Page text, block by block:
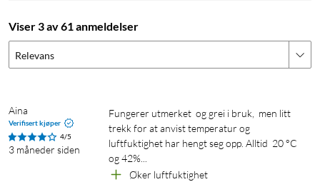
Viser 3 av 61 anmeldelser
Relevans
Aina
Verifisert kjøper
4/5
3 måneder siden
Fungerer utmerket  og grei i bruk,  men litt
trekk for at anvist temperatur og
luftfuktighet har hengt seg opp. Alltid  20 °C
og 42%...
Øker luftfuktighet